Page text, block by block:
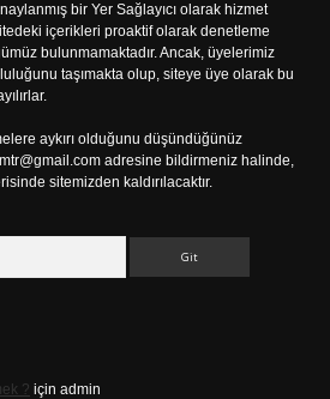
bir Yer Sağlayıcı olarak hizmet
içerikleri proaktif olarak denetleme
bulunmamaktadır. Ancak, üyelerimiz
taşımakta olup, siteye üye olarak bu
aykırı olduğunu düşündüğünüz
adresine bildirmeniz halinde,
sitemizden kaldırılacaktır.
? için admin